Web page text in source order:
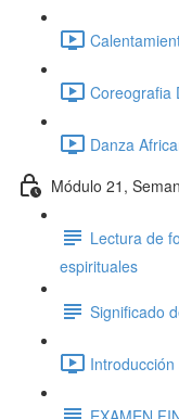
Coreografia
Danza
Módulo 21,
Lectura de
espirituales
Significado